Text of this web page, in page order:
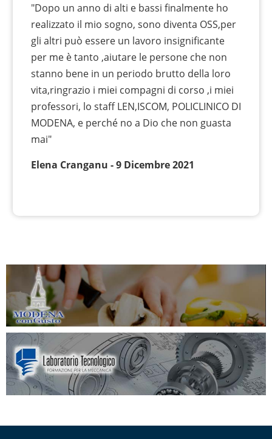
"Dopo un anno di alti e bassi finalmente ho
realizzato il mio sogno, sono diventa OSS,per
gli altri può essere un lavoro insignificante
per me è tanto ,aiutare le persone che non
stanno bene in un periodo brutto della loro
vita,ringrazio i miei compagni di corso ,i miei
professori, lo staff LEN,ISCOM, POLICLINICO DI
MODENA, e perché no a Dio che non guasta
mai"
Elena Cranganu - 9 Dicembre 2021